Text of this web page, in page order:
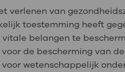
verlenen van
toestemming heeft
belangen te
de bescherming van
wetenschappelijk